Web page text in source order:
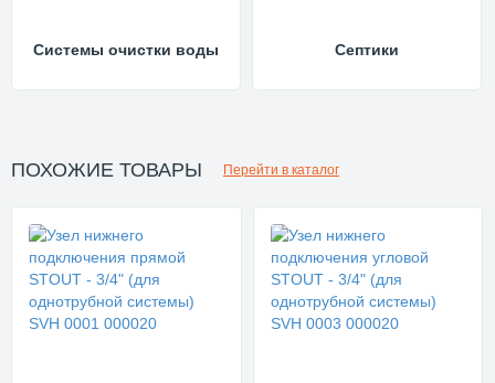
Системы очистки воды Септики
ПОХОЖИЕ ТОВАРЫ Перейти в каталог